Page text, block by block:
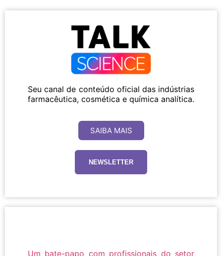
Seu canal de conteúdo oficial das indústrias
farmacêutica, cosmética e química analítica.
SAIBA MAIS
NEWSLETTER
Um bate-papo com profissionais do setor